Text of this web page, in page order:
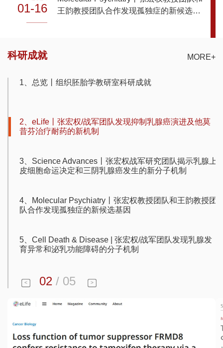
01-16
王韵教授团队合作发现孤独症的新候选基
MORE+
科研成就
1、总览丨组织胚胎学教研室科研成就
2、eLife丨张宏权/战军团队发现抑制乳腺癌演进及他莫
昔芬治疗耐药的新机制
3、Science Advances丨张宏权战军研究团队揭示乳腺上
皮细胞命运决定和三阴乳腺癌发生的新分子机制
4、Molecular Psychiatry丨张宏权教授团队和王韵教授团
队合作发现孤独症的新候选基因
5、Cell Death & Disease | 张宏权/战军团队发现乳腺发
育异常和泌乳功能障碍的分子机制
< 02 / 05 >